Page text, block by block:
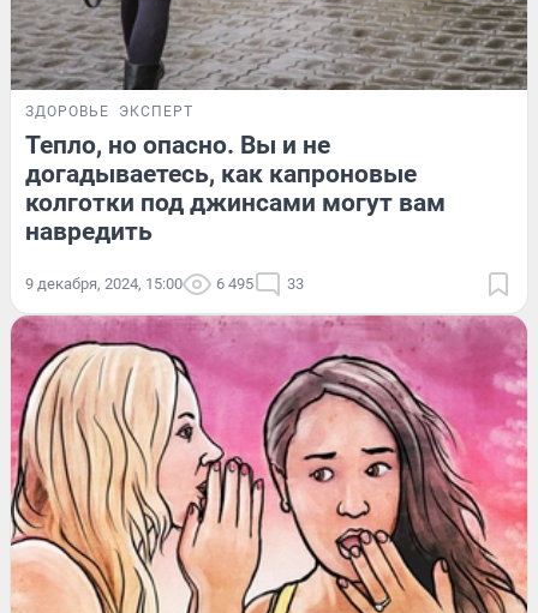
ЗДОРОВЬЕ ЭКСПЕРТ
Тепло, но опасно. Вы и не
догадываетесь, как капроновые
колготки под джинсами могут вам
навредить
9 декабря, 2024, 15:00 6 495 33